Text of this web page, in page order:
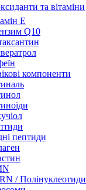
та вітаміни
Е
Q10
компоненти
пептиди
/ Полінуклеотиди